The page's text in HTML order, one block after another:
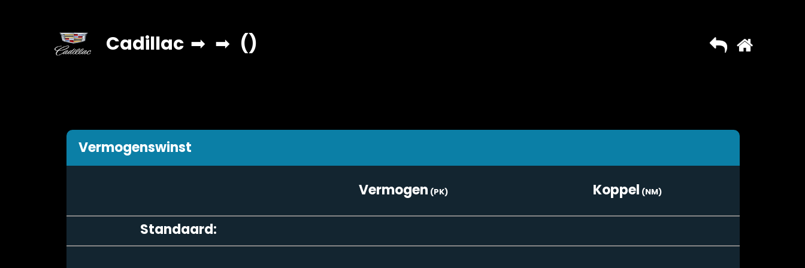
Cadillac ➡ ➡ ()
Vermogenswinst
Vermogen Koppel
Standaard: